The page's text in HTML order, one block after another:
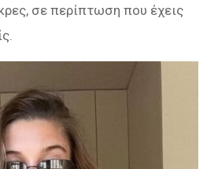
σε περίπτωση που έχεις